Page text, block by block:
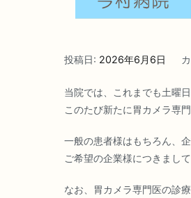
投稿日: 2026年6月6日
当院では、これまでも土曜
このたび新たに胃カメラ専
一般の患者様はもちろん、
ご希望の企業様につきまし
なお、胃カメラ専門医の診